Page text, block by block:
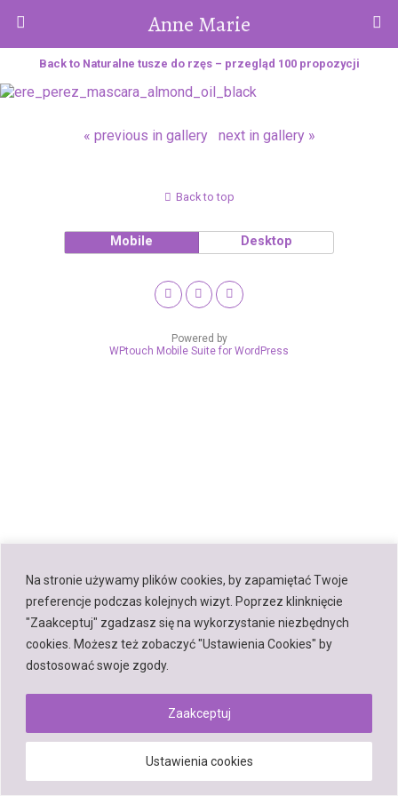
Na stronie używamy plików cookies, by zapamiętać Twoje
preferencje podczas kolejnych wizyt. Poprzez klinknięcie
"Zaakceptuj" zgadzasz się na wykorzystanie niezbędnych
cookies. Możesz też zobaczyć "Ustawienia Cookies" by
dostosować swoje zgody.
Ustawienia cookies
Zaakceptuj
Anne Marie
Back to Naturalne tusze do rzęs – przegląd 100 propozycji
« previous in gallery next in gallery »
Back to top
Mobile Desktop
Powered by
WPtouch Mobile Suite for WordPress